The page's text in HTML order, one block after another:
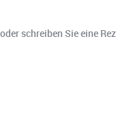
schreiben Sie eine